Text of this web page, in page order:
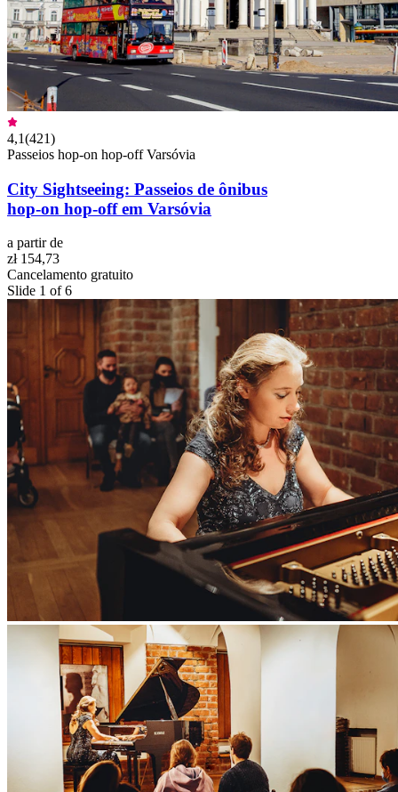
4,1(421)
Passeios hop-on hop-off Varsóvia
City Sightseeing: Passeios de ônibus
hop-on hop-off em Varsóvia
a partir de
zł 154,73
Cancelamento gratuito
Slide 1 of 6